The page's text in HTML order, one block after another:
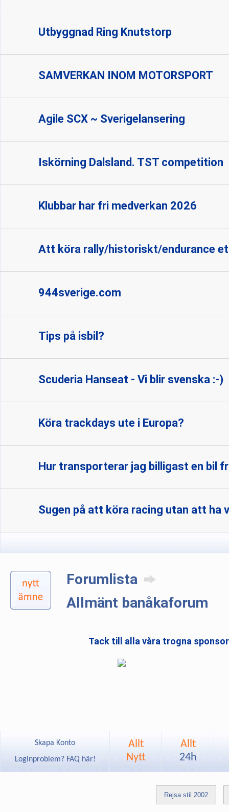
Utbyggnad Ring Knutstorp
SAMVERKAN INOM MOTORSPORT
Agile SCX ~ Sverigelansering
Iskörning Dalsland. TST competition
Klubbar har fri medverkan 2026
Att köra rally/historiskt/endurance
944sverige.com
Tips på isbil?
Scuderia Hanseat - Vi blir svenska :-)
Köra trackdays ute i Europa?
Hur transporterar jag billigast en bil
Sugen på att köra racing utan att ha
Forumlista
Allmänt banåkaforum
Tack till alla våra trogna
Skapa Konto
Loginproblem? FAQ här!
Allt
Nytt
Allt
24h
Rejsa stil 2002